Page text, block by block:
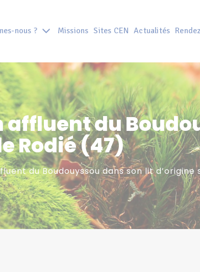
nous ? Missions Sites CEN Actualités
affluent du
Rodié (47)
du Boudouyssou dans son lit